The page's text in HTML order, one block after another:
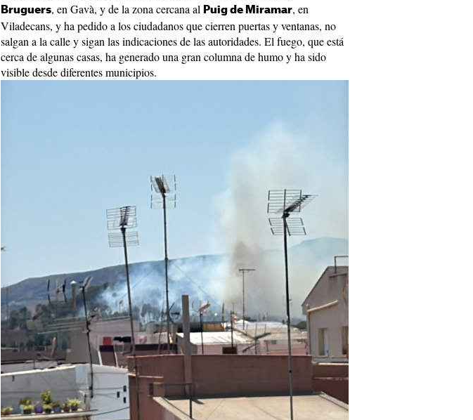
Bruguers, en Gavà, y de la zona cercana al Puig de Miramar, en
Viladecans, y ha pedido a los ciudadanos que cierren puertas y ventanas, no
salgan a la calle y sigan las indicaciones de las autoridades. El fuego, que está
cerca de algunas casas, ha generado una gran columna de humo y ha sido
visible desde diferentes municipios.